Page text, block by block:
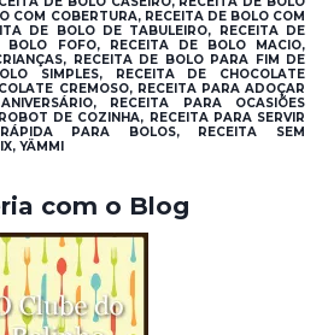
COM COBERTURA, RECEITA DE BOLO COM
DE BOLO DE TABULEIRO, RECEITA DE
BOLO FOFO, RECEITA DE BOLO MACIO,
RECEITA DE BOLO PARA FIM DE
SIMPLES, RECEITA DE CHOCOLATE
CREMOSO, RECEITA PARA ADOÇAR
RECEITA PARA OCASIÕES
DE COZINHA, RECEITA PARA SERVIR
PARA BOLOS, RECEITA SEM
YÄMMI
com o Blog